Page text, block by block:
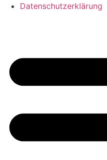
Datenschutzerklärung